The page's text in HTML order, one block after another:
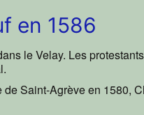
en 1586
le Velay. Les
Saint-Agrève en 1580,